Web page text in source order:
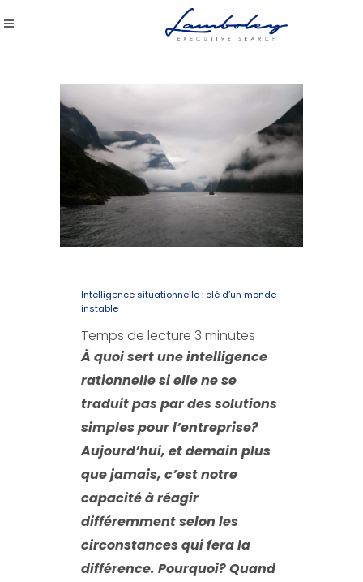
Intelligence situationnelle : clé d’un monde
instable
Temps de lecture 3 minutes
À quoi sert une intelligence
rationnelle si elle ne se
traduit pas par des solutions
simples pour l’entreprise?
Aujourd’hui, et demain plus
que jamais, c’est notre
capacité à réagir
différemment selon les
circonstances qui fera la
différence. Pourquoi? Quand